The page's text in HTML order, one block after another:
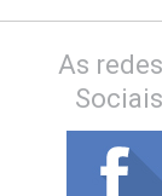
As redes
Sociais